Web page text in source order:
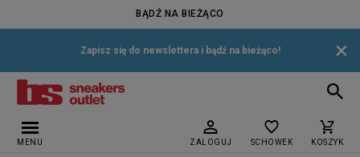
BĄDŹ NA BIEŻĄCO
Zapisz się do newslettera i bądź na bieżąco! ×
MENU ZALOGUJ SCHOWEK KOSZYK